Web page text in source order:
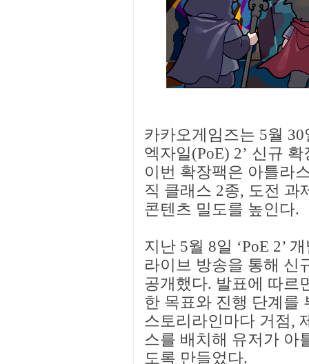
카카오게임즈는 5월
엑자일(PoE) 2’ 신규
이번 확장팩은 아틀라
직 클래스 2종, 도전 과
콘텐츠 밀도를 높인다.
지난 5월 8일 ‘PoE 2’
라이브 방송을 통해 신
공개했다. 발표에 따르
한 목표와 진행 단계를
스토리라인마다 거점,
스를 배치해 유저가 아
도록 만들었다.